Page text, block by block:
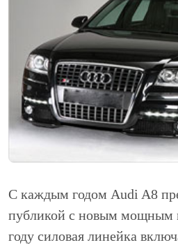
С каждым годом Audi A8
публикой с новым мощным
году силовая линейка